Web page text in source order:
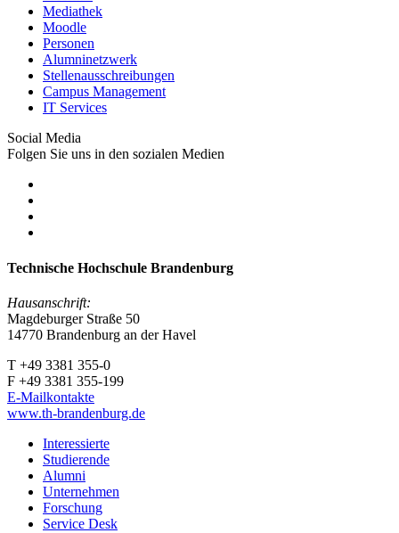
Mediathek
Moodle
Personen
Alumninetzwerk
Stellenausschreibungen
Campus Management
IT Services
Social Media
Folgen Sie uns in den sozialen Medien
Technische Hochschule Brandenburg
Hausanschrift:
Magdeburger Straße 50
14770 Brandenburg an der Havel
T +49 3381 355-0
F +49 3381 355-199
E-Mailkontakte
www.th-brandenburg.de
Interessierte
Studierende
Alumni
Unternehmen
Forschung
Service Desk